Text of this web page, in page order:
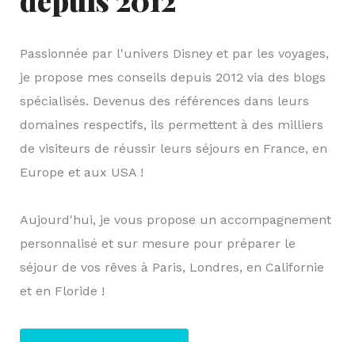
Passionnée par l'univers Disney et par les voyages,
je propose mes conseils depuis 2012 via des blogs
spécialisés. Devenus des références dans leurs
domaines respectifs, ils permettent à des milliers
de visiteurs de réussir leurs séjours en France, en
Europe et aux USA !
Aujourd'hui, je vous propose un accompagnement
personnalisé et sur mesure pour préparer le
séjour de vos rêves à Paris, Londres, en Californie
et en Floride !